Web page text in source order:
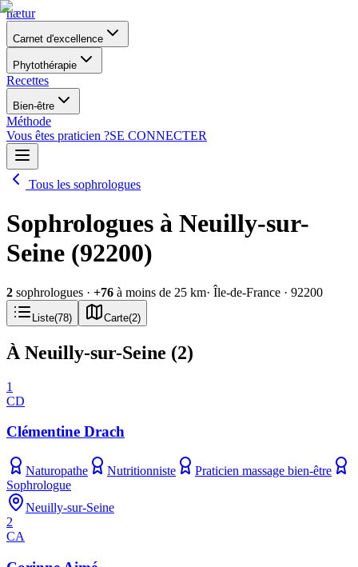
nætur
Carnet d'excellence
Phytothérapie
Recettes
Bien-être
Méthode
Vous êtes praticien ?SE CONNECTER
Tous les sophrologues
Sophrologues à Neuilly-sur-
Seine (92200)
2 sophrologues · +76 à moins de 25 km· Île-de-France · 92200
Liste(78) Carte(2)
À Neuilly-sur-Seine (2)
1
CD
Clémentine Drach
Naturopathe Nutritionniste
Praticien massage bien-être
Sophrologue
Neuilly-sur-Seine
2
CA